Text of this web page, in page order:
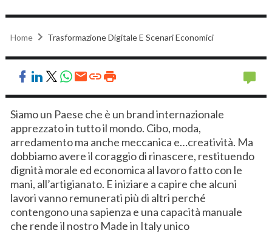
Home Trasformazione Digitale E Scenari Economici
Siamo un Paese che è un brand internazionale
apprezzato in tutto il mondo. Cibo, moda,
arredamento ma anche meccanica e…creatività. Ma
dobbiamo avere il coraggio di rinascere, restituendo
dignità morale ed economica al lavoro fatto con le
mani, all’artigianato. E iniziare a capire che alcuni
lavori vanno remunerati più di altri perché
contengono una sapienza e una capacità manuale
che rende il nostro Made in Italy unico